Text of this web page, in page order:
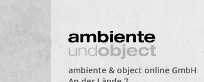
ambiente & object online GmbH